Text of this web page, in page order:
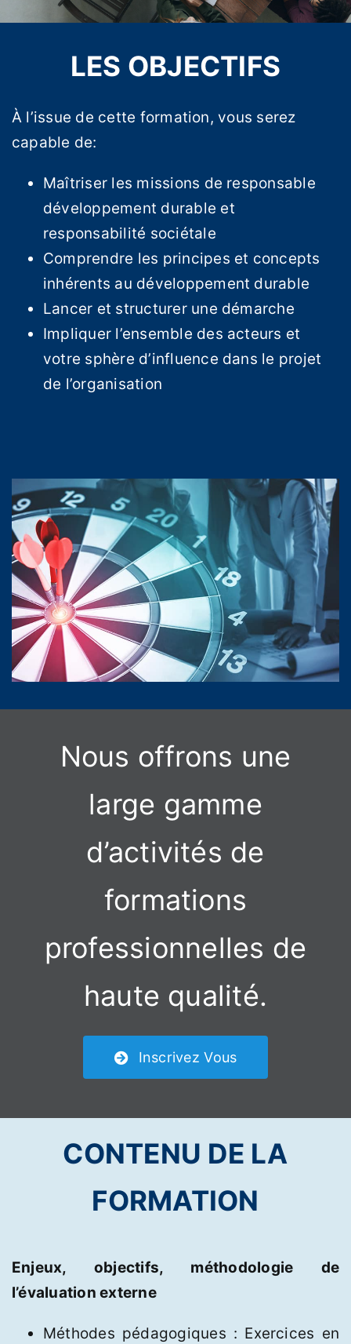
LES OBJECTIFS
À l’issue de cette formation, vous serez
capable de:
Maîtriser les missions de responsable
développement durable et
responsabilité sociétale
Comprendre les principes et concepts
inhérents au développement durable
Lancer et structurer une démarche
Impliquer l’ensemble des acteurs et
votre sphère d’influence dans le projet
de l’organisation
Nous offrons une
large gamme
d’activités de
formations
professionnelles de
haute qualité.
Inscrivez Vous
CONTENU DE LA
FORMATION
Enjeux, objectifs, méthodologie de
l’évaluation externe
Méthodes pédagogiques : Exercices en